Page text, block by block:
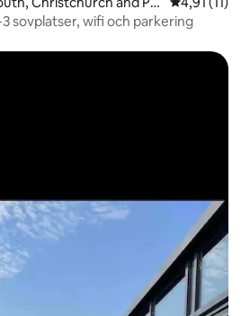
sovplatser, wifi och parkering